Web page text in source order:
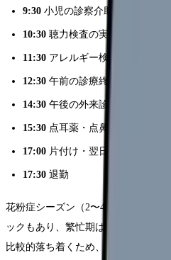
9:30 小児の診察介助（抑制が必
10:30 聴力検査の実施・ネブライ
11:30 アレルギー検査（採血）の
12:30 午前の診療終了・器具の
14:30 午後の外来診療開始・処置
15:30 点耳薬・点鼻薬の使用方
17:00 片付け・翌日の準備
17:30 退勤
花粉症シーズン（2〜4月）は1日100
ックもあり、繁忙期は目が回るほど
比較的落ち着くため、メリハリのあ